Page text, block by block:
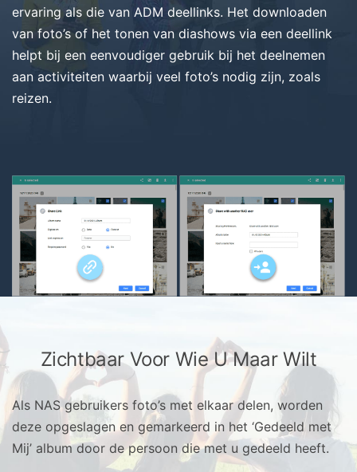
ervaring als die van ADM deellinks. Het downloaden
van foto’s of het tonen van diashows via een deellink
helpt bij een eenvoudiger gebruik bij het deelnemen
aan activiteiten waarbij veel foto’s nodig zijn, zoals
reizen.
Zichtbaar Voor Wie U Maar Wilt
Als NAS gebruikers foto’s met elkaar delen, worden
deze opgeslagen en gemarkeerd in het ‘Gedeeld met
Mij’ album door de persoon die met u gedeeld heeft.